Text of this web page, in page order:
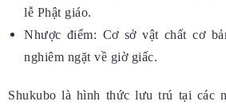
lễ Phật giáo.
Nhược điểm: Cơ sở vật chất cơ
nghiêm ngặt về giờ giấc.
Shukubo là hình thức lưu trú tại các